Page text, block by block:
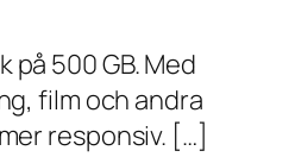
500 GB. Med
film och andra
responsiv. […]